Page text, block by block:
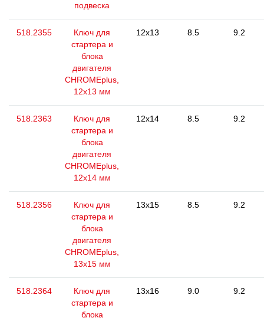
подвеска
518.2355
Ключ для
стартера и
блока
двигателя
CHROMEplus,
12х13 мм
12x13 8.5 9.2
518.2363
Ключ для
стартера и
блока
двигателя
CHROMEplus,
12x14 мм
12x14 8.5 9.2
518.2356
Ключ для
стартера и
блока
двигателя
CHROMEplus,
13х15 мм
13x15 8.5 9.2
518.2364
Ключ для
стартера и
блока
13x16 9.0 9.2